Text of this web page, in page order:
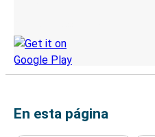
En esta página